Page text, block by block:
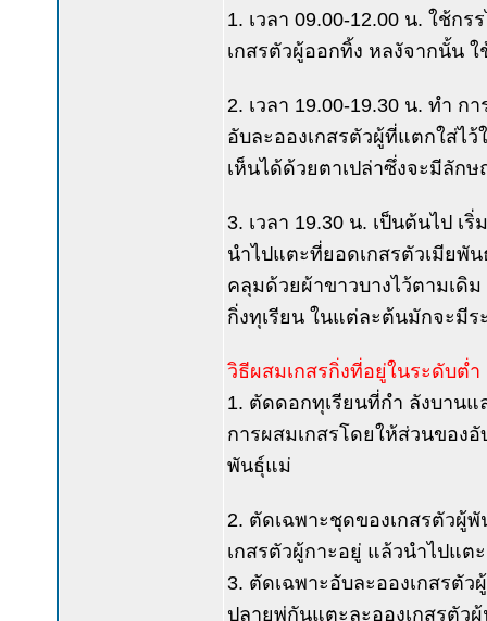
1. เวลา 09.00-12.00 น. ใช้ก
เกสรตัวผู้ออกทิ้ง หลงัจากนั้น
2. เวลา 19.00-19.30 น. ทำ ก
อับละอองเกสรตัวผู้ที่แตกใส่ไ
เห็นได้ด้วยตาเปล่าซึ่งจะมีลัก
3. เวลา 19.30 น. เป็นต้นไป เ
นำไปแตะที่ยอดเกสรตัวเมียพั
คลุมด้วยผ้าขาวบางไว้ตามเดิ
กิ่งทุเรียน ในแต่ละต้นมักจะมี
วิธีผสมเกสรกิ่งที่อยู่ในระดับตํ่า
1. ตัดดอกทุเรียนที่กำ ลังบานแ
การผสมเกสรโดยให้ส่วนของ
พันธุ์แม่
2. ตัดเฉพาะชุดของเกสรตัวผู้
เกสรตัวผู้กาะอยู่ แล้วนำไปแต
3. ตัดเฉพาะอับละอองเกสรตั
ปลายพู่กันแตะละอองเกสรตัว